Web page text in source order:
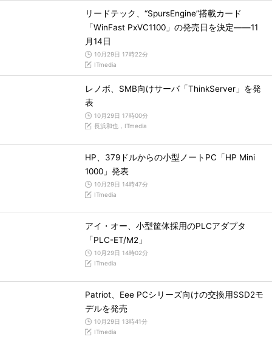
リードテック、“SpursEngine”搭載カード
「WinFast PxVC1100」の発売日を決定――11
月14日
10月29日 17時22分
ITmedia
レノボ、SMB向けサーバ「ThinkServer」を発
表
10月29日 17時00分
長浜和也，ITmedia
HP、379ドルからの小型ノートPC「HP Mini
1000」発表
10月29日 14時47分
ITmedia
アイ・オー、小型筐体採用のPLCアダプタ
「PLC-ET/M2」
10月29日 14時02分
ITmedia
Patriot、Eee PCシリーズ向けの交換用SSD2モ
デルを発売
10月29日 13時41分
ITmedia